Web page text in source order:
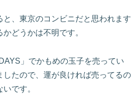
と、東京のコンビニだと思われます
どうかは不明です。
」でかもめの玉子を売ってい
したので、運が良ければ売ってるの
です。